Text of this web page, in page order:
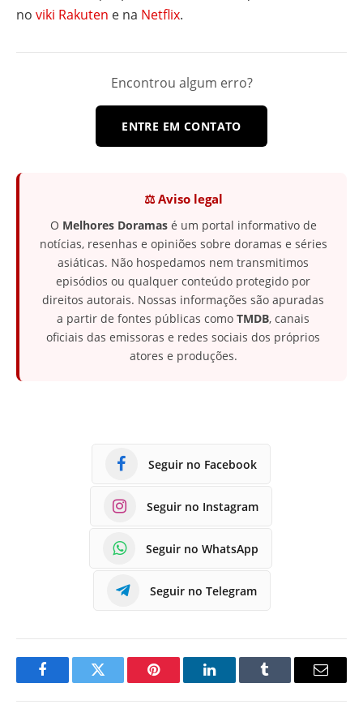
no viki Rakuten e na Netflix.
Encontrou algum erro?
ENTRE EM CONTATO
⚖️ Aviso legal
O Melhores Doramasé um portal informativo de
notícias, resenhas e opiniões sobre doramas e séries
asiáticas. Não hospedamos nem transmitimos
episódios ou qualquer conteúdo protegido por
direitos autorais. Nossas informações são apuradas
a partir de fontes públicas como TMDB, canais
oficiais das emissoras e redes sociais dos próprios
atores e produções.
Seguir no Facebook
Seguir no Instagram
Seguir no WhatsApp
Seguir no Telegram
FacebookTwitter Pinterest LinkedInTumblr
E-